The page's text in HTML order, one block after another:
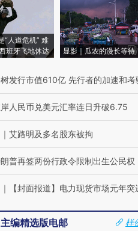
“人道危机” 难
班牙飞地休达
显影｜瓜农的漫长等待
发行市值610亿 先行者的加速和考
人民币兑美元汇率连日升破6.75
｜ 艾路明及多名股东被拘
普再签两份行政令限制出生公民权
｜ 【封面报道】电力现货市场元年突
编精选版电邮
样